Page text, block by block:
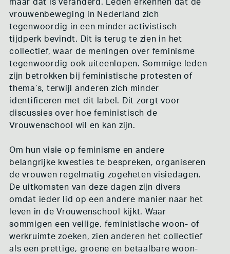
maar dat is veranderd. Leden erkennen dat de
vrouwenbeweging in Nederland zich
tegenwoordig in een minder activistisch
tijdperk bevindt. Dit is terug te zien in het
collectief, waar de meningen over feminisme
tegenwoordig ook uiteenlopen. Sommige leden
zijn betrokken bij feministische protesten of
thema’s, terwijl anderen zich minder
identificeren met dit label. Dit zorgt voor
discussies over hoe feministisch de
Vrouwenschool wil en kan zijn.
Om hun visie op feminisme en andere
belangrijke kwesties te bespreken, organiseren
de vrouwen regelmatig zogeheten visiedagen.
De uitkomsten van deze dagen zijn divers
omdat ieder lid op een andere manier naar het
leven in de Vrouwenschool kijkt. Waar
sommigen een veilige, feministische woon- of
werkruimte zoeken, zien anderen het collectief
als een prettige, groene en betaalbare woon-